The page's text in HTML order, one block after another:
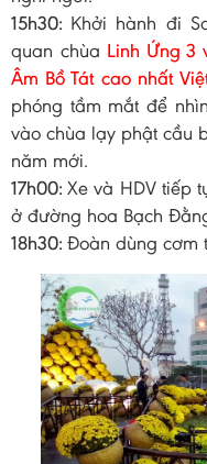
15h30: Khởi hành đi
quan chùa Linh Ứng 3
Âm Bồ Tát cao nhất
phóng tầm mắt để
vào chùa lạy phật cầu
năm mới.
17h00:Xe và HDV tiếp
ở đường hoa Bạch
18h30: Đoàn dùng cơm